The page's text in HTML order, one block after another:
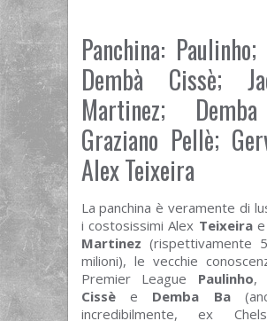
Panchina:
Dembà Cissè;
Martinez;
Graziano Pellè;
Alex Teixeira
La panchina è veramente di
i costosissimi Alex Teixeira
Martinez (rispettivamente
milioni), le vecchie
Premier League Paulinho,
Cissè e Demba Ba
incredibilmente, ex